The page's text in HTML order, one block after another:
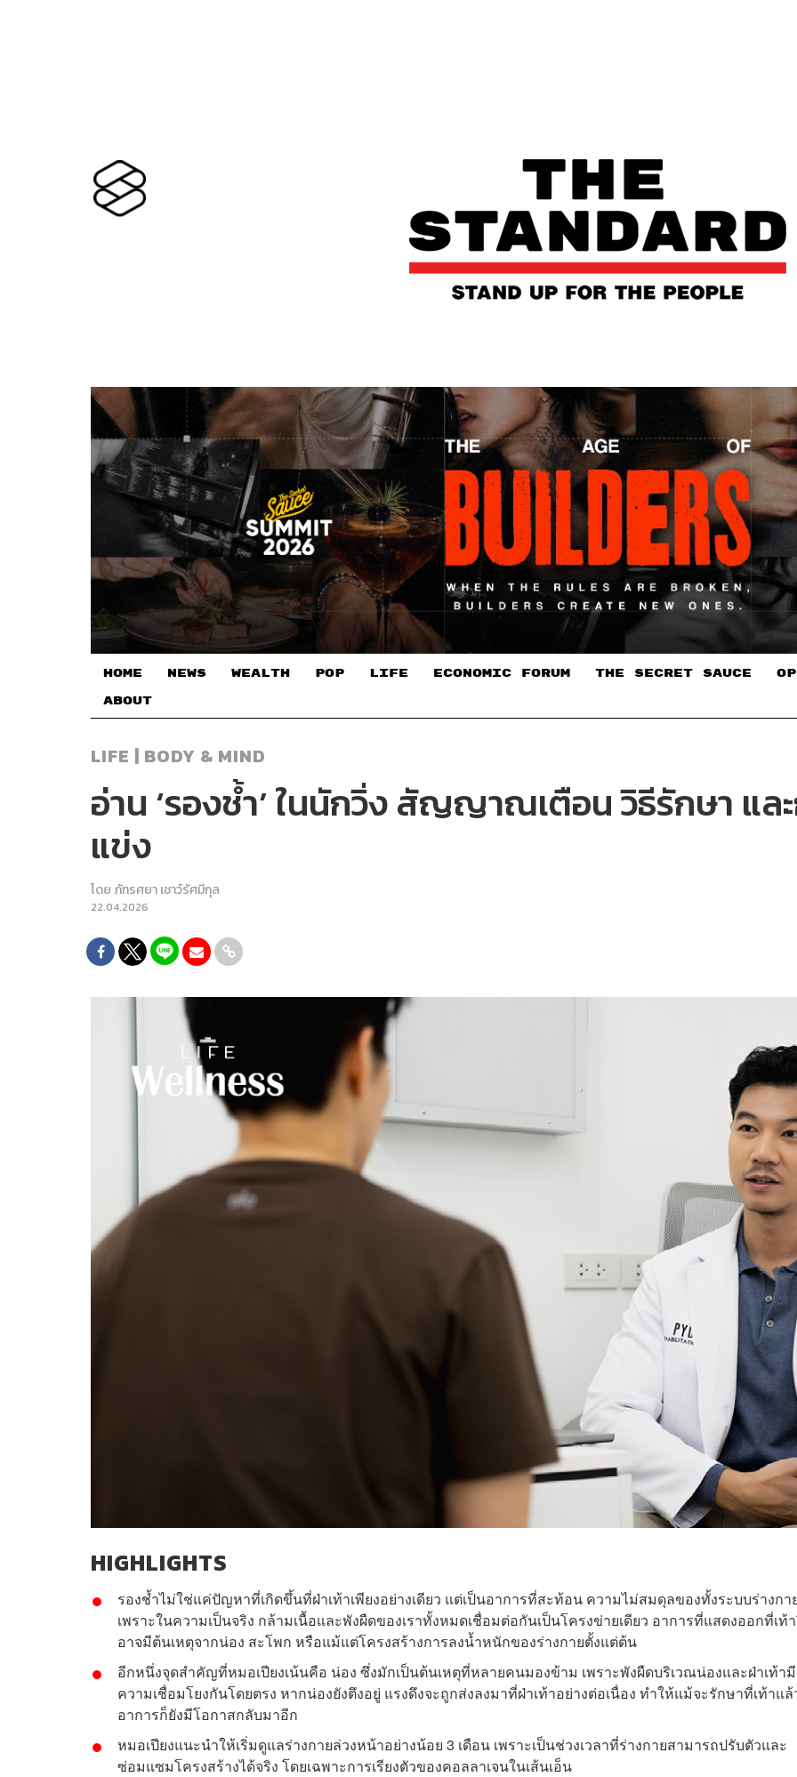
HOME NEWS WEALTH POP LIFE ECONOMIC FORUM THE SECRET SAUCE​
ABOUT
LIFE | BODY & MIND
อ่าน ‘รองช้ำ’ ในนักวิ่ง สัญญาณเตือน วิธีรักษา แล
แข่ง
โดย ภัทรศยา เชาว์รัศมีกุล
22.04.2026
HIGHLIGHTS
รองช้ำไม่ใช่แค่ปัญหาที่เกิดขึ้นที่ฝ่าเท้าเพียงอย่างเดียว แต่เป็นอาการที่สะท้อน ความไม่สมดุลของทั้งระบบร่างกา
เพราะในความเป็นจริง กล้ามเนื้อและพังผืดของเราทั้งหมดเชื่อมต่อกันเป็นโครงข่ายเดียว อาการที่แสดงออกที่เท้
อาจมีต้นเหตุจากน่อง สะโพก หรือแม้แต่โครงสร้างการลงน้ำหนักของร่างกายตั้งแต่ต้น
อีกหนึ่งจุดสำคัญที่หมอเปียงเน้นคือ น่อง ซึ่งมักเป็นต้นเหตุที่หลายคนมองข้าม เพราะพังผืดบริเวณน่องและฝ่าเท้ามี
ความเชื่อมโยงกันโดยตรง หากน่องยังตึงอยู่ แรงดึงจะถูกส่งลงมาที่ฝ่าเท้าอย่างต่อเนื่อง ทำให้แม้จะรักษาที่เท้าแล้
อาการก็ยังมีโอกาสกลับมาอีก
หมอเปียงแนะนำให้เริ่มดูแลร่างกายล่วงหน้าอย่างน้อย 3 เดือน เพราะเป็นช่วงเวลาที่ร่างกายสามารถปรับตัวและ
ซ่อมแซมโครงสร้างได้จริง โดยเฉพาะการเรียงตัวของคอลลาเจนในเส้นเอ็น